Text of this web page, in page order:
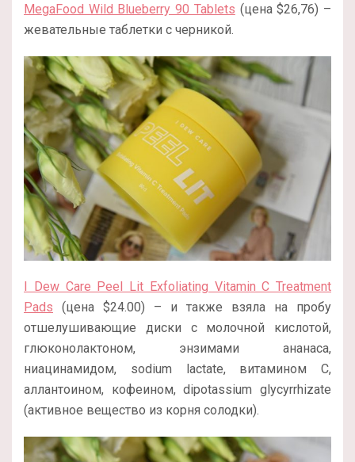
MegaFood Wild Blueberry 90 Tablets (цена $26,76) –
жевательные таблетки с черникой.
I Dew Care Peel Lit Exfoliating Vitamin C Treatment
Pads (цена $24.00) – и также взяла на пробу
отшелушивающие диски с молочной кислотой,
глюконолактоном, энзимами ананаса,
ниацинамидом, sodium lactate, витамином С,
аллантоином, кофеином, dipotassium glycyrrhizate
(активное вещество из корня солодки).